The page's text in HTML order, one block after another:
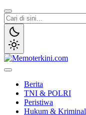
Lewati
ke
konten
Berita
TNI & POLRI
Peristiwa
Hukum & Kriminal